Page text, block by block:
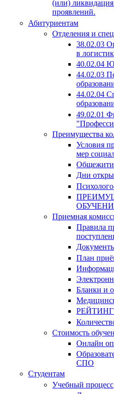
(или)
проявлений.
Абитуриентам
Отделения и
38.02.03
в
40.02.04
44.02.03
44.02.04
49.02.01
Преимущества
Условия
мер
Дни
Приемная
Правила
План
Бланки и
РЕЙТИНГ
Стоимость
Онлайн
СПО
Студентам
Учебный процесс